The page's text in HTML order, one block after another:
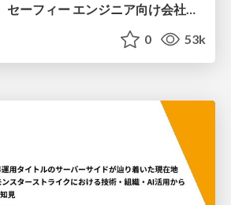
【５分でわかる】セーフィー エンジニア向け会社紹介
0 53k